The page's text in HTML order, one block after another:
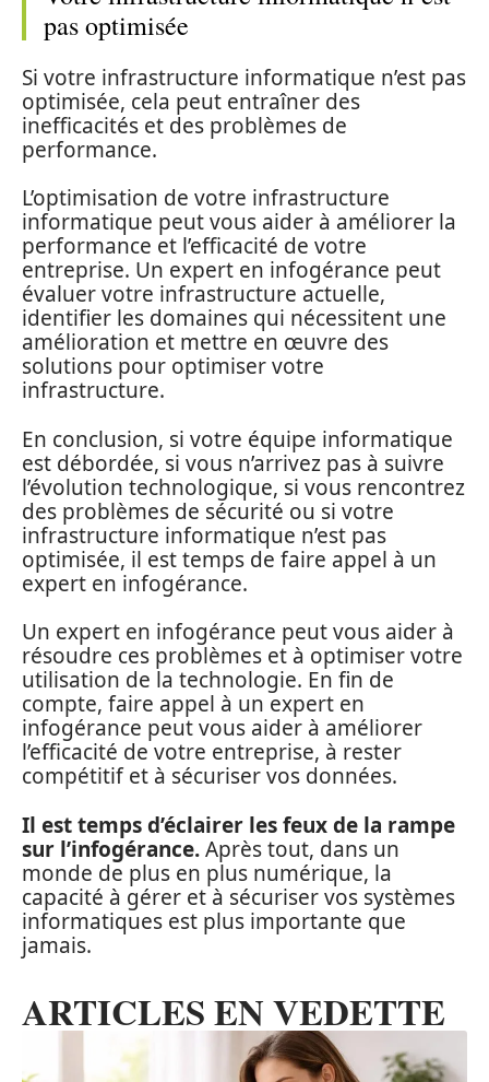
pas optimisée
Si votre infrastructure informatique n’est pas
optimisée, cela peut entraîner des
inefficacités et des problèmes de
performance.
L’optimisation de votre infrastructure
informatique peut vous aider à améliorer la
performance et l’efficacité de votre
entreprise. Un expert en infogérance peut
évaluer votre infrastructure actuelle,
identifier les domaines qui nécessitent une
amélioration et mettre en œuvre des
solutions pour optimiser votre
infrastructure.
En conclusion, si votre équipe informatique
est débordée, si vous n’arrivez pas à suivre
l’évolution technologique, si vous rencontrez
des problèmes de sécurité ou si votre
infrastructure informatique n’est pas
optimisée, il est temps de faire appel à un
expert en infogérance.
Un expert en infogérance peut vous aider à
résoudre ces problèmes et à optimiser votre
utilisation de la technologie. En fin de
compte, faire appel à un expert en
infogérance peut vous aider à améliorer
l’efficacité de votre entreprise, à rester
compétitif et à sécuriser vos données.
Il est temps d’éclairer les feux de la rampe
sur l’infogérance.Après tout, dans un
monde de plus en plus numérique, la
capacité à gérer et à sécuriser vos systèmes
informatiques est plus importante que
jamais.
ARTICLES EN VEDETTE